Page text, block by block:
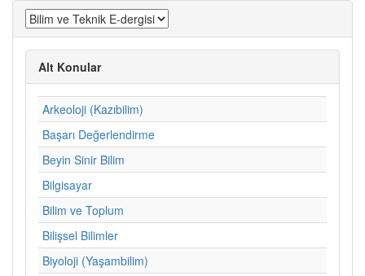
Alt Konular
Arkeoloji (Kazıbilim)
Başarı Değerlendirme
Beyin Sinir Bilim
Bilgisayar
Bilim ve Toplum
Bilişsel Bilimler
Biyoloji (Yaşambilim)